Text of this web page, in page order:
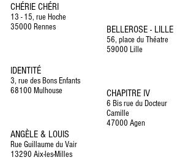
CHÉRIE CHÉRI
13 - 15, rue Hoche
35000 Rennes
IDENTITÉ
3, rue des Bons Enfants
68100 Mulhouse
ANGÈLE & LOUIS
Rue Guillaume du Vair
13290 Aix-les-Milles
BELLEROSE - LILLE
56, place du Théatre
59000 Lille
CHAPITRE IV
6 Bis rue du Docteur
Camille
47000 Agen